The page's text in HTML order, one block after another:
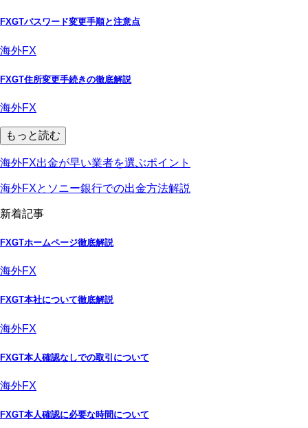
FXGTパスワード変更手順と注意点
海外FX
FXGT住所変更手続きの徹底解説
海外FX
もっと読む
海外FX出金が早い業者を選ぶポイント
海外FXとソニー銀行での出金方法解説
新着記事
FXGTホームページ徹底解説
海外FX
FXGT本社について徹底解説
海外FX
FXGT本人確認なしでの取引について
海外FX
FXGT本人確認に必要な時間について